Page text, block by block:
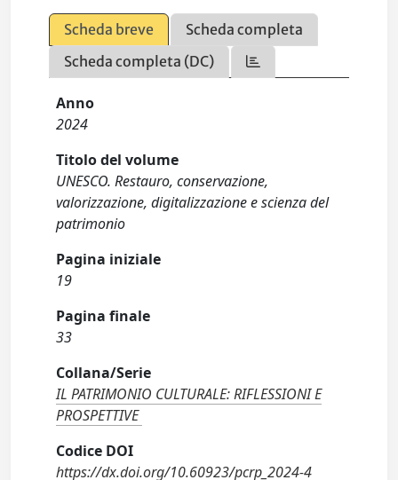
Scheda breve
Scheda completa
Scheda completa (DC)
Anno
2024
Titolo del volume
UNESCO. Restauro, conservazione,
valorizzazione, digitalizzazione e scienza del
patrimonio
Pagina iniziale
19
Pagina finale
33
Collana/Serie
IL PATRIMONIO CULTURALE: RIFLESSIONI E
PROSPETTIVE
Codice DOI
https://dx.doi.org/10.60923/pcrp_2024-4